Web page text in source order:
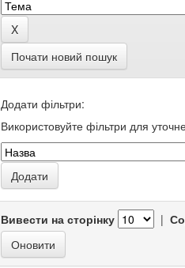
Почати новий пошук
Додати фільтри:
Використовуйте фільтри для
Вивести на сторінку |